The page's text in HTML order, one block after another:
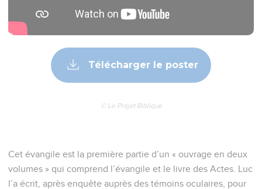
Télécharger le poster
© Le Projet Biblique
Cet évangile est la première partie d’un « ouvrage en deux
volumes » qui comprend l’évangile et le livre des Actes. Luc
l’a écrit, après enquête auprès des témoins oculaires, pour